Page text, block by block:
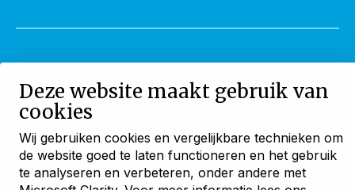
Deze website maakt gebruik van
cookies
Wij gebruiken cookies en vergelijkbare technieken om
de website goed te laten functioneren en het gebruik
te analyseren en verbeteren, onder andere met
Ontvang onze nieuwsbrief
Met verhalen, activiteiten en huuraanbod
AANMELDEN
Blijf ontdekken